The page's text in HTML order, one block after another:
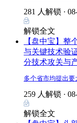
281 人解锁 ·
解锁全文
【盘中宝】整
与关键技术验
分技术攻关与
多个省市均提出
259 人解锁 ·
解锁全文